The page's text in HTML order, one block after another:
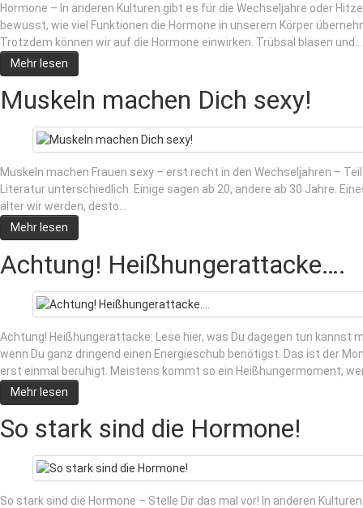
Hormone – In anderen Kulturen gibt es für die Wechseljahre oder
bewusst, wie viel Funktionen die Hormone in unserem Körper
Trotzdem können wir auf die Hormone einwirken. Trübsal blasen und…
Mehr lesen
Muskeln machen Dich sexy!
Muskeln machen Frauen sexy – erst recht in den Wechseljahren –
Literatur unterschiedlich. Einige sagen ab 20, andere ab 30 Jahre.
älter wir werden, desto…
Mehr lesen
Achtung! Heißhungerattacke….
Achtung! Heißhungerattacke: Lese hier, was Du dagegen tun kannst
wenn Du ganz dringend einen Energieschub benötigst. Das ist der
erst einmal beruhigt. Meistens kommt so ein Heißhungermoment,
Mehr lesen
So stark sind die Hormone!
So stark sind die Hormone – Stelle Dir das mal vor! In anderen